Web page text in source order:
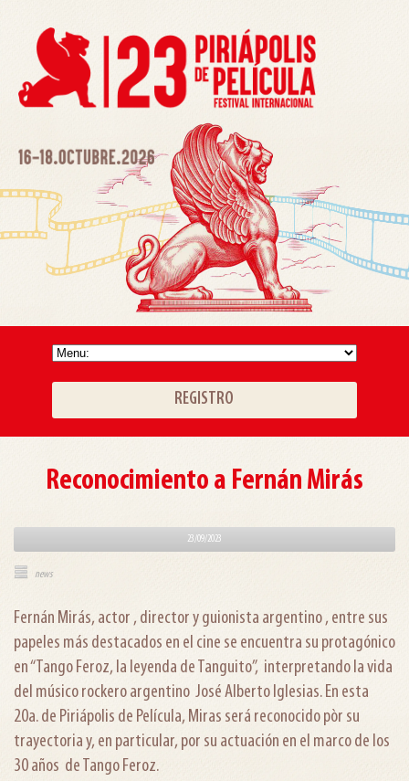
REGISTRO
Reconocimiento a Fernán Mirás
23/09/2023
news
Fernán Mirás, actor , director y guionista argentino , entre sus
papeles más destacados en el cine se encuentra su protagónico
en “Tango Feroz, la leyenda de Tanguito”, interpretando la vida
del músico rockero argentino José Alberto Iglesias. En esta
20a. de Piriápolis de Película, Miras será reconocido pòr su
trayectoria y, en particular, por su actuación en el marco de los
30 años de Tango Feroz.